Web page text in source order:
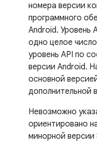
номера версии
программного
Android. Уровень
одно целое
уровень API по
версии Android.
основной
дополнительной
Невозможно
ориентировано
минорной версии